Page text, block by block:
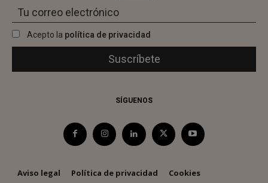
Acepto la política de privacidad
SÍGUENOS
Aviso legal Política de privacidad Cookies